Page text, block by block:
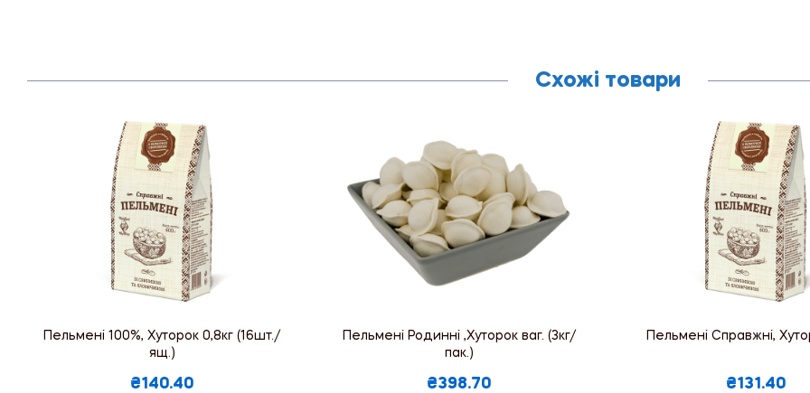
Схожі товари
Пельмені 100%, Хуторок 0,8кг (16шт./
ящ.)
₴140.40
Пельмені Родинні ,Хуторок ваг. (3кг/
пак.)
₴398.70
Пельмені Справжні,
₴131.40